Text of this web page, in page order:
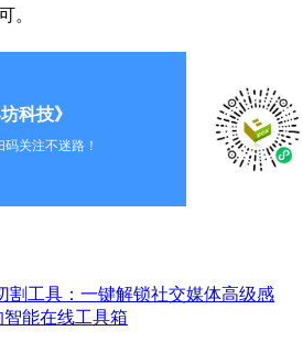
。
科技》
关注不迷路！
割工具：一键解锁社交媒体高级感
能在线工具箱